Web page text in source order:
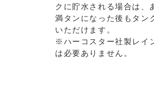
クに貯水される場合は、
満タンになった後もタン
いただけます。
※ハーコスター社製レイ
は必要ありません。